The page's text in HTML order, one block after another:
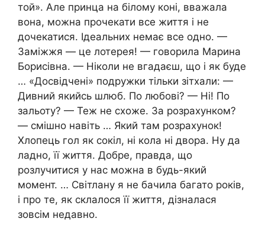
той». Але принца на білому коні, вважала
вона, можна прочекати все життя і не
дочекатися. Ідеальних немає все одно. —
Заміжжя — це лотерея! — говорила Марина
Борисівна. — Ніколи не вгадаєш, що і як буде
… «Досвідчені» подружки тільки зітхали: —
Дивний якийсь шлюб. По любові? — Ні! По
зальоту? — Теж не схоже. За розрахунком?
— смішно навіть … Який там розрахунок!
Хлопець гол як сокіл, ні кола ні двора. Ну да
ладно, її життя. Добре, правда, що
розлучитися у нас можна в будь-який
момент. … Світлану я не бачила багато років,
і про те, як склалося її життя, дізналася
зовсім недавно.